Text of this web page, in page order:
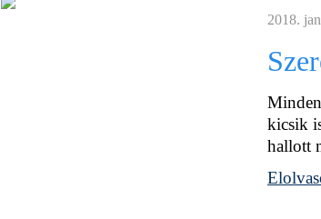
2018.
kicsik
hallott